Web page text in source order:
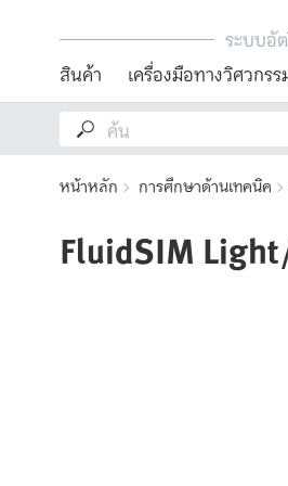
ระบบอั
สินค้า
เครื่องมือทางวิศวกรร
หน้าหลัก การศึกษาด้านเทคนิค
FluidSIM